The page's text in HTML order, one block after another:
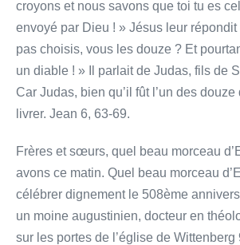
croyons et nous savons que toi tu es
envoyé par Dieu ! » Jésus leur
pas choisis, vous les douze ? Et
un diable ! » Il parlait de Judas, fils de
Car Judas, bien qu’il fût l’un des
livrer. Jean 6, 63-69.
Frères et sœurs, quel beau morceau
avons ce matin. Quel beau morceau
célébrer dignement le 508ème
un moine augustinien, docteur en
sur les portes de l’église de Wittenberg